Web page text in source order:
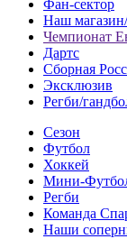
Фан-cектор
Наш
Чемпионат
Дартс
Сборная
Эксклюзив
Регби/
Сезон
Футбол
Хоккей
Мини-
Регби
Команда
Наши